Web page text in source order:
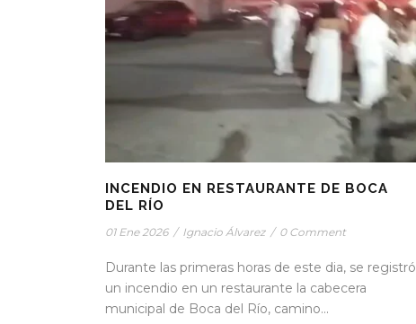
INCENDIO EN RESTAURANTE DE BOCA
DEL RÍO
01 Ene 2026 / Ignacio Álvarez / 0 Comment
Durante las primeras horas de este dia, se registró
un incendio en un restaurante la cabecera
municipal de Boca del Río, camino...